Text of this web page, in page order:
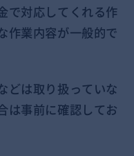
で対応してくれる作
作業内容が一般的で
どは取り扱っていな
は事前に確認してお